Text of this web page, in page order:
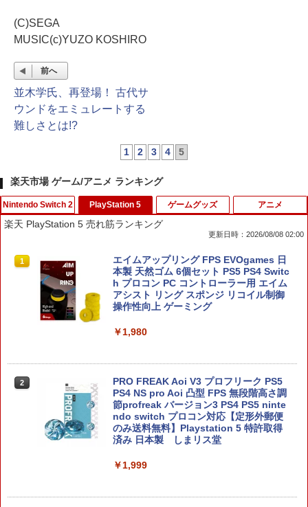
(C)SEGA
MUSIC(c)YUZO KOSHIRO
前へ
並木学氏、再登場！ 古代サ
ウンドをエミュレートする
難しさとは!?
1 2 3 4 5
楽天市場 ゲーム/アニメ ランキング
Nintendo Switch 2
1
【10%OFFクーポン配布中】【365日完
全保証】 Nintendo Switch2 保護フィル
ム 任天堂 Switch2 フィルム スイッチ2
保護フィルム ブルーライトカット 7.9イ
ンチ 10H ガラスザムライ 液晶保護フィ
【新品】【NS2H】ゲーム用セパレート
型クリアケース リラックマ[在庫品]
￥1,910
PlayStation 5
楽天 PlayStation 5 売れ筋ランキング
更新日時：2026/08/08 02:00
1
エイムアップリング FPS EVOgames 日
本製 天然ゴム 6個セット PS5 PS4 Switc
h プロコン PC コントローラー用 エイム
アシスト リング スポンジ リコイル制御
操作性向上 ゲーミング
￥1,980
2
PRO FREAK Aoi V3 プロフリーク PS5
PS4 NS pro Aoi 凸型 FPS 無段階高さ調
節profreak バージョン3 PS4 PS5 ninte
ndo switch プロコン対応【定形外郵便
のみ送料無料】Playstation 5 特許取得
済み 日本製 しまリス堂
￥1,999
ゲームグッズ アニメ